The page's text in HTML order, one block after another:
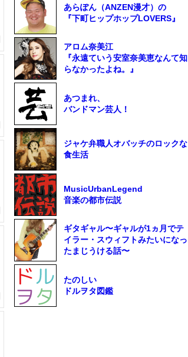
あらぽん（ANZEN漫才）の
『下町ヒップホップLOVERS』
アロム奈美江
『永遠ていう安室奈美恵なんて知
らなかったよね。』
あつまれ、
バンドマン芸人！
ジャケ弁職人オバッチのロックな
食生活
MusicUrbanLegend
音楽の都市伝説
ギタギャル〜ギャルが1ヵ月でテ
イラー・スウィフトみたいになっ
たまじうける話〜
たのしい
ドルヲタ図鑑